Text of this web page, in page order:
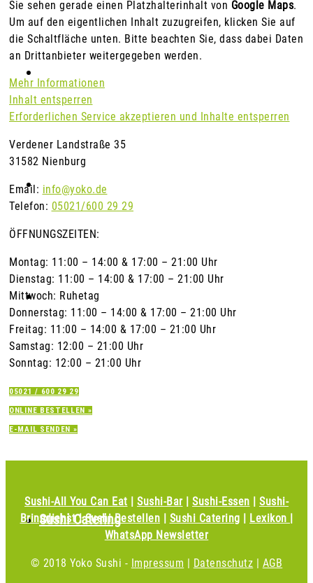
Franchise
Jobs & Ausbildung
Lob & Kritik
Sushi Catering
Sie sehen gerade einen Platzhalterinhalt von Google Maps.
Um auf den eigentlichen Inhalt zuzugreifen, klicken Sie auf
die Schaltfläche unten. Bitte beachten Sie, dass dabei Daten
an Drittanbieter weitergegeben werden.
Mehr Informationen
Inhalt entsperren
Erforderlichen Service akzeptieren und Inhalte entsperren
Verdener Landstraße 35
31582 Nienburg
Email: info@yoko.de
Telefon: 05021/600 29 29
ÖFFNUNGSZEITEN:
Montag: 11:00 – 14:00 & 17:00 – 21:00 Uhr
Dienstag: 11:00 – 14:00 & 17:00 – 21:00 Uhr
Mittwoch: Ruhetag
Donnerstag: 11:00 – 14:00 & 17:00 – 21:00 Uhr
Freitag: 11:00 – 14:00 & 17:00 – 21:00 Uhr
Samstag: 12:00 – 21:00 Uhr
Sonntag: 12:00 – 21:00 Uhr
05021 / 600 29 29
ONLINE BESTELLEN »
E-MAIL SENDEN »
Sushi-All You Can Eat | Sushi-Bar| Sushi-Essen | Sushi-
Bringdienst|Sushi Bestellen | Sushi Catering | Lexikon |
WhatsApp Newsletter
© 2018Yoko Sushi - Impressum | Datenschutz | AGB